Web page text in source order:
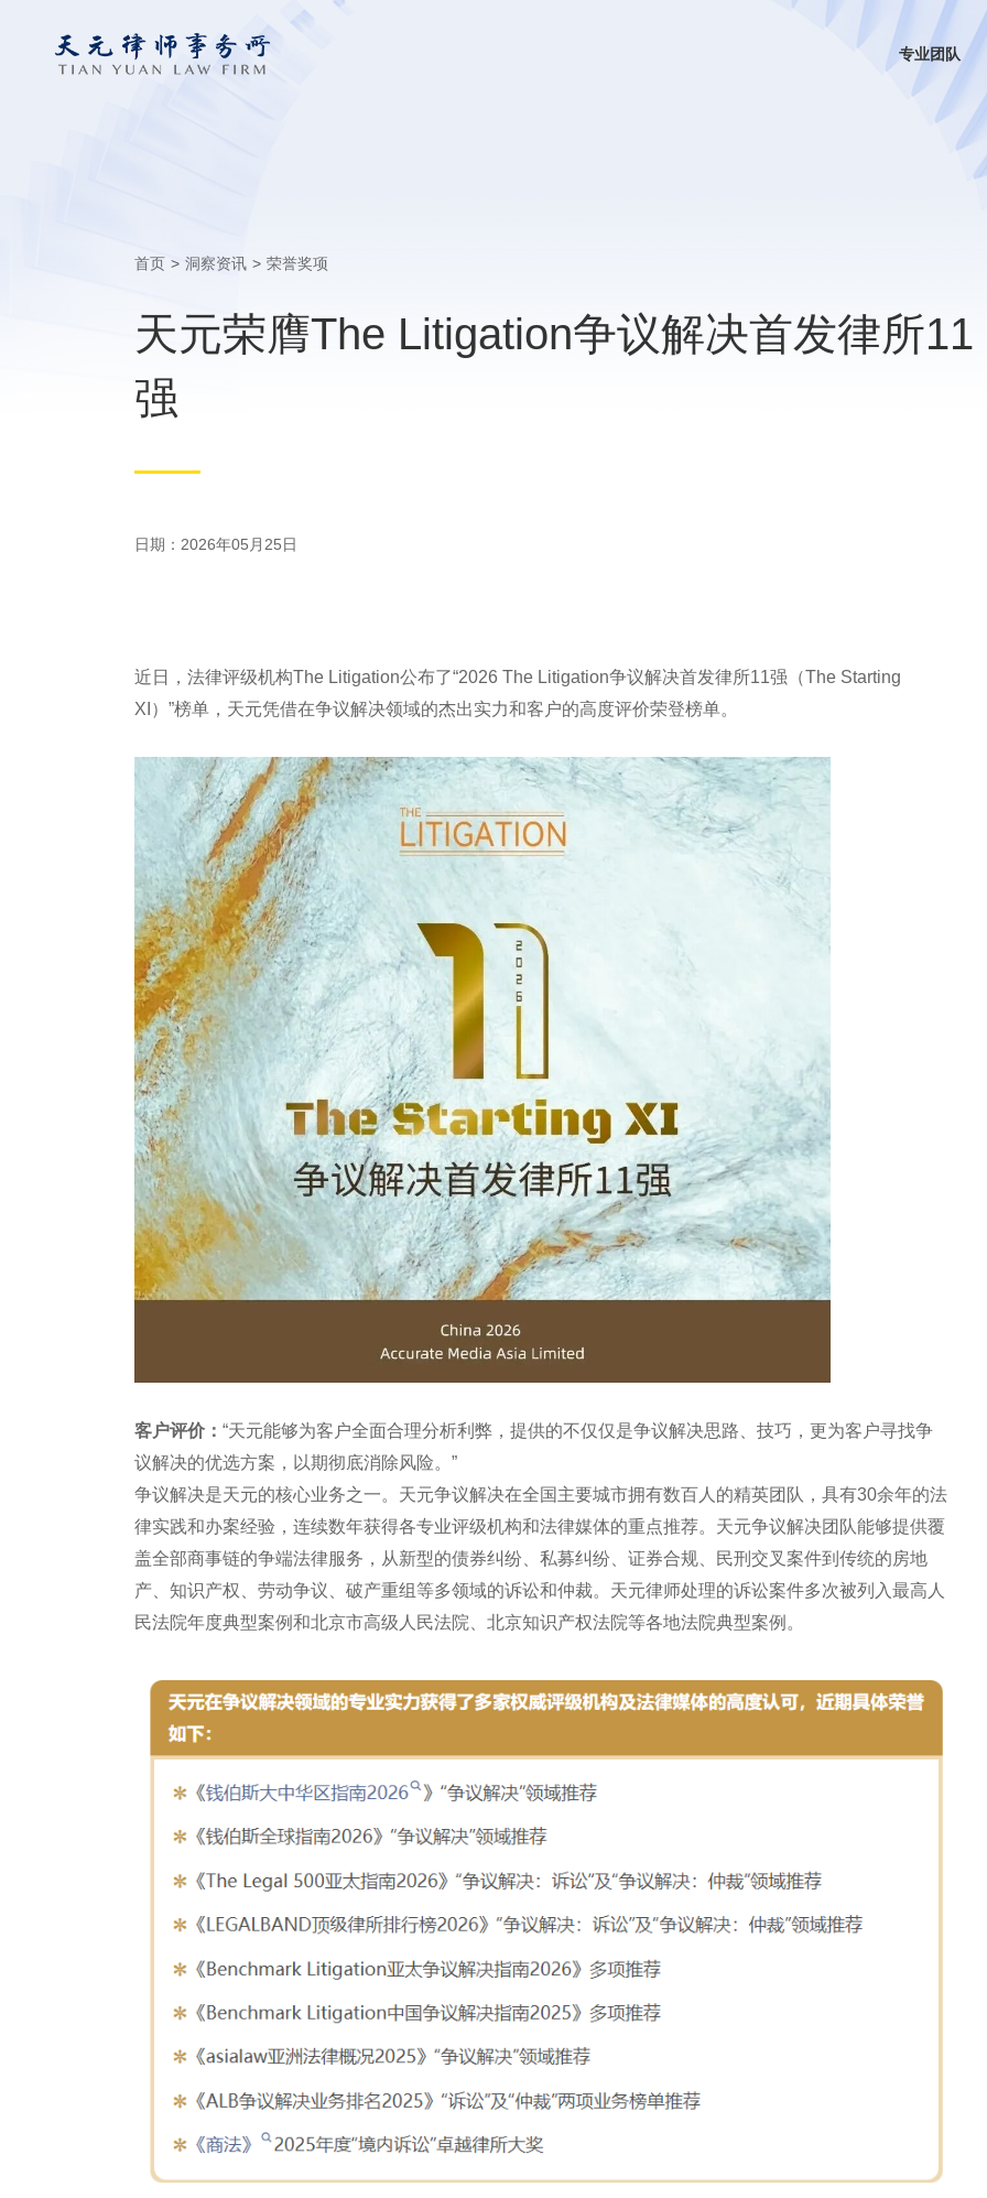
专业团队
首页 > 洞察资讯 > 荣誉奖项
天元荣膺The Litigation争议解决首发律所11
强
日期：2026年05月25日
近日，法律评级机构The Litigation公布了“2026 The Litigation争议解决首发律所11强（The Starting
XI）”榜单，天元凭借在争议解决领域的杰出实力和客户的高度评价荣登榜单。
客户评价： “天元能够为客户全面合理分析利弊，提供的不仅仅是争议解决思路、技巧，更为客户寻找争
议解决的优选方案，以期彻底消除风险。”
争议解决是天元的核心业务之一。天元争议解决在全国主要城市拥有数百人的精英团队，具有30余年的法
律实践和办案经验，连续数年获得各专业评级机构和法律媒体的重点推荐。天元争议解决团队能够提供覆
盖全部商事链的争端法律服务，从新型的债券纠纷、私募纠纷、证券合规、民刑交叉案件到传统的房地
产、知识产权、劳动争议、破产重组等多领域的诉讼和仲裁。天元律师处理的诉讼案件多次被列入最高人
民法院年度典型案例和北京市高级人民法院、北京知识产权法院等各地法院典型案例。